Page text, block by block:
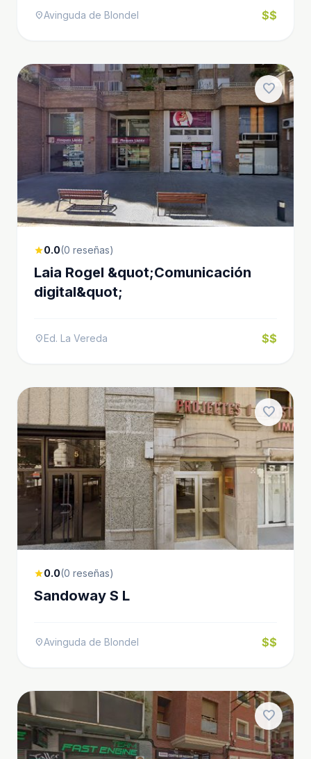
location_onAvinguda de Blondel $$
favorite
star0.0(0 reseñas)
Laia Rogel &quot;Comunicación
digital&quot;
location_onEd. La Vereda $$
favorite
star0.0(0 reseñas)
Sandoway S L
location_onAvinguda de Blondel $$
favorite